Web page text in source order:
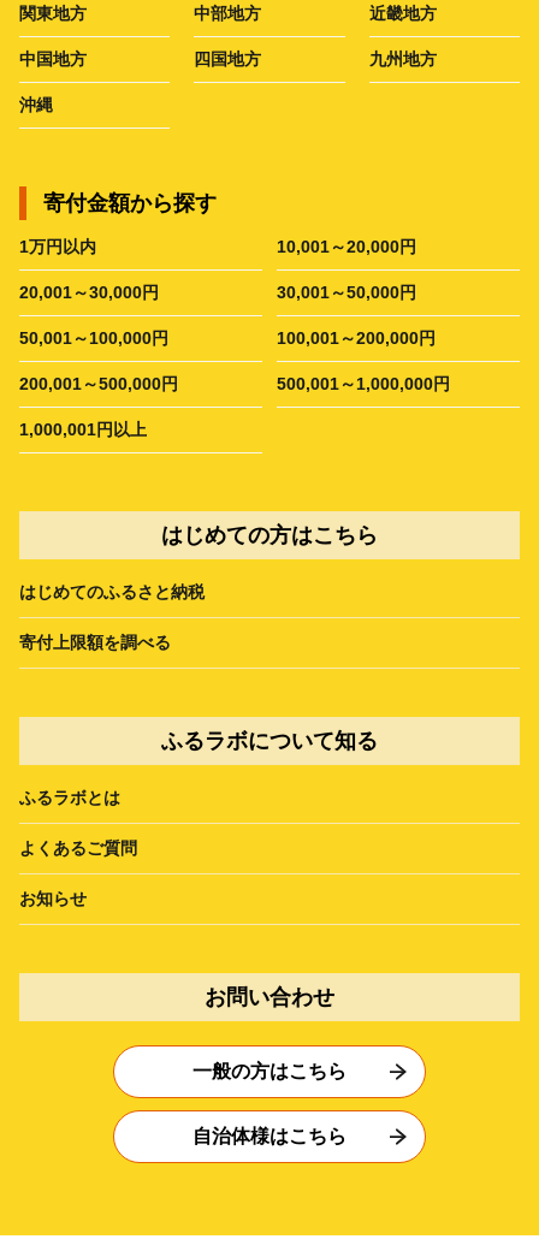
関東地方 中部地方 近畿地方
中国地方 四国地方 九州地方
沖縄
寄付金額から探す
1万円以内 10,001～20,000円
20,001～30,000円 30,001～50,000円
50,001～100,000円 100,001～200,000円
200,001～500,000円 500,001～1,000,000円
1,000,001円以上
はじめての方はこちら
はじめてのふるさと納税
寄付上限額を調べる
ふるラボについて知る
ふるラボとは
よくあるご質問
お知らせ
お問い合わせ
一般の方はこちら
自治体様はこちら